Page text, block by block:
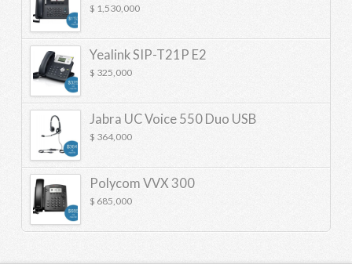
$ 1,530,000
Yealink SIP-T21P E2
$ 325,000
Jabra UC Voice 550 Duo USB
$ 364,000
Polycom VVX 300
$ 685,000